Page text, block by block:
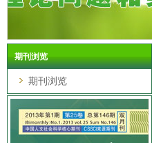
期刊浏览
期刊浏览